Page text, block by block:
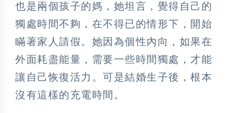
也是兩個孩子的媽，她坦言，覺得自己的
獨處時間不夠，在不得已的情形下，開始
瞞著家人請假。她因為個性內向，如果在
外面耗盡能量，需要一些時間獨處，才能
讓自己恢復活力。可是結婚生子後，根本
沒有這樣的充電時間。